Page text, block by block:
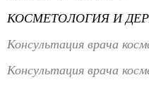
КОСМЕТОЛОГИЯ И
Консультация врача
Консультация врача